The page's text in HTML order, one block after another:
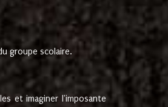
groupe scolaire.
et imaginer l'imposante